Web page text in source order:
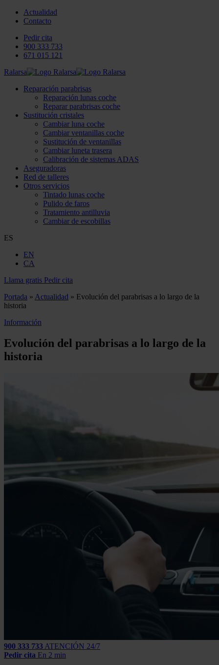
Actualidad
Contacto
Pedir cita
900 333 733
671 015 121
Ralarsa
Reparación parabrisas
Reparación lunas coche
Reparar parabrisas coche
Sustitución cristales
Cambiar luna coche
Cambiar ventanillas coche
Sustitución de ventanillas
Cambiar luneta trasera
Calibración de sistemas ADAS
Aseguradoras
Red de talleres
Otros servicios
Tintado lunas coche
Pulido de faros
Tratamiento antilluvia
Cambiar de escobillas
ES
EN
CA
Llama gratis Pedir cita
Portada » Actualidad » Evolución del parabrisas a lo largo de la
historia
Información
Evolución del parabrisas a lo largo de la
historia
900 333 733 ATENCIÓN 24/7
Pedir cita En 2 min